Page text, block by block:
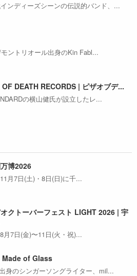
ンディーズシーンの伝説的バンド、...
ントリオール出身のKin Fabl...
DEATH RECORDS | ピザオブデ...
の横山健氏が設立したレ...
博2026
月7日(土)・8日(日)に千...
クトーバーフェスト LIGHT 2026 | 宇
月7日(金)〜11日(火・祝)...
of Glass
身のシンガーソングライター、mil...